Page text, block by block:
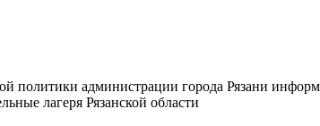
политики администрации города Рязани
лагеря Рязанской области